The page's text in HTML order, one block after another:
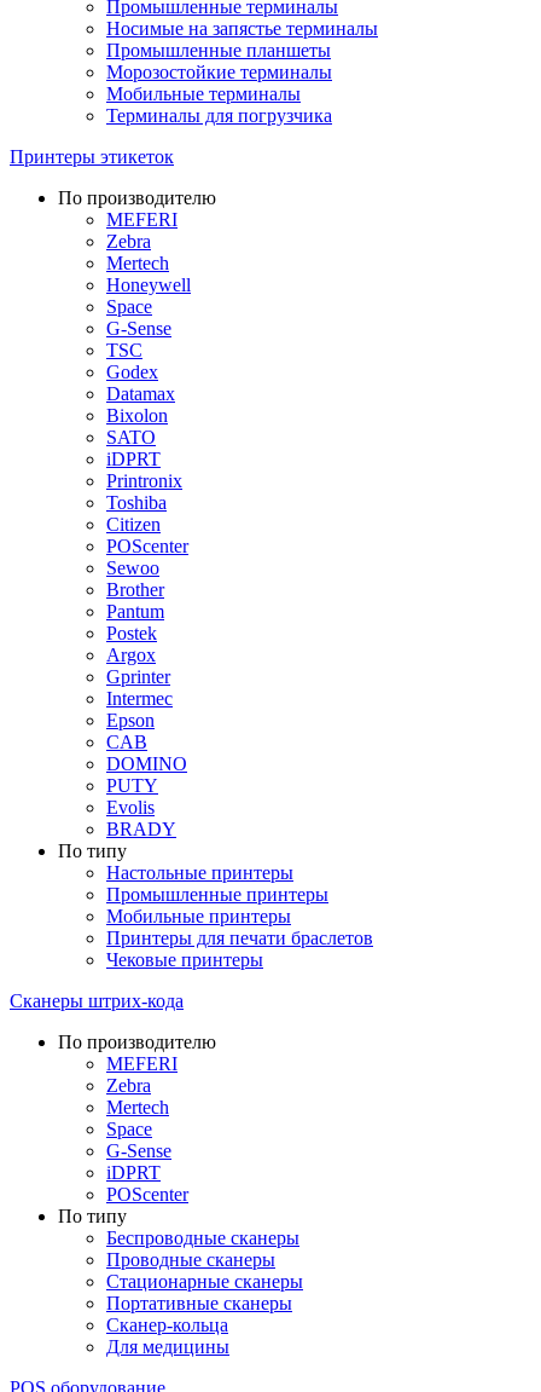
Промышленные терминалы
Носимые на запястье терминалы
Промышленные планшеты
Морозостойкие терминалы
Мобильные терминалы
Терминалы для погрузчика
Принтеры этикеток
По производителю
MEFERI
Zebra
Mertech
Honeywell
Space
G-Sense
TSC
Godex
Datamax
Bixolon
SATO
iDPRT
Printronix
Toshiba
Citizen
POScenter
Sewoo
Brother
Pantum
Postek
Argox
Gprinter
Intermec
Epson
CAB
DOMINO
PUTY
Evolis
BRADY
По типу
Настольные принтеры
Промышленные принтеры
Мобильные принтеры
Принтеры для печати браслетов
Чековые принтеры
Сканеры штрих-кода
По производителю
MEFERI
Zebra
Mertech
Space
G-Sense
iDPRT
POScenter
По типу
Беспроводные сканеры
Проводные сканеры
Стационарные сканеры
Портативные сканеры
Сканер-кольца
Для медицины
POS оборудование